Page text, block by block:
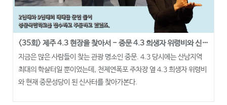
<35회> 제주 4.3 현장을 찾아서 - 중문 4.3 희생자 위령비와 신사터
지금은 많은 사람들이 찾는 관광 명소인 중문. 4.3 당시에는 산남지역
최대의 학살터일 뿐이었는데, 천제연폭포 주차장 옆 4.3 희생자 위령비
와 현재 중문성당이 된 신사터를 찾아가본다.